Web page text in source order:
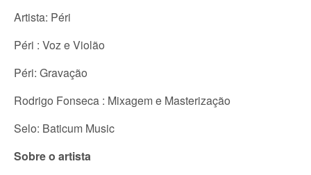
Artista: Péri
Péri : Voz e Violão
Péri: Gravação
Rodrigo Fonseca : Mixagem e Masterização
Selo: Baticum Music
Sobre o artista